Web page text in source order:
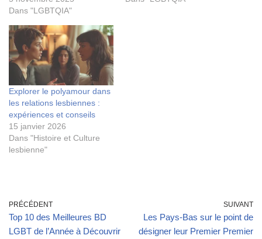
Dans "LGBTQIA"
Explorer le polyamour dans
les relations lesbiennes :
expériences et conseils
15 janvier 2026
Dans "Histoire et Culture
lesbienne"
PRÉCÉDENT
Top 10 des Meilleures BD
LGBT de l’Année à Découvrir
SUIVANT
Les Pays-Bas sur le point de
désigner leur Premier Premier